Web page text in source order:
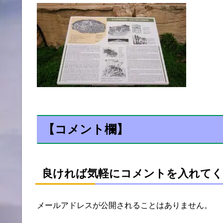
【コメント欄】
良ければ気軽にコメントを入れて
メールアドレスが公開されることはありません。